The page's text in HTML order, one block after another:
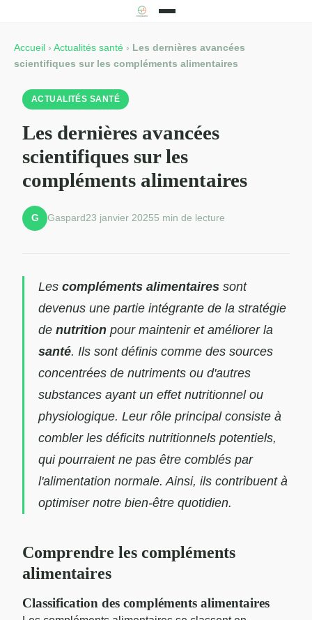
Accueil › Actualités santé › Les dernières avancées
scientifiques sur les compléments alimentaires
ACTUALITÉS SANTÉ
Les dernières avancées
scientifiques sur les
compléments alimentaires
G Gaspard23 janvier 20255 min de lecture
Les compléments alimentaires sont
devenus une partie intégrante de la stratégie
de nutrition pour maintenir et améliorer la
santé. Ils sont définis comme des sources
concentrées de nutriments ou d'autres
substances ayant un effet nutritionnel ou
physiologique. Leur rôle principal consiste à
combler les déficits nutritionnels potentiels,
qui pourraient ne pas être comblés par
l'alimentation normale. Ainsi, ils contribuent à
optimiser notre bien-être quotidien.
Comprendre les compléments
alimentaires
Classification des compléments alimentaires